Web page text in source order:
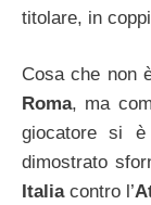
titolare, in
Cosa che non
Roma, ma
giocatore si è
dimostrato
Italiacontro l’